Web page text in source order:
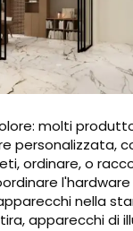
molti
personalizzata,
ordinare, o
nella
apparecchi di